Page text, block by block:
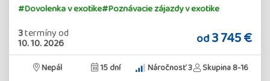
#Dovolenka v exotike#Poznávacie zájazdy v exotike
3termínyod
10. 10. 2026 od3 745 €
Nepál 15 dní Náročnosť 3 Skupina 8-16